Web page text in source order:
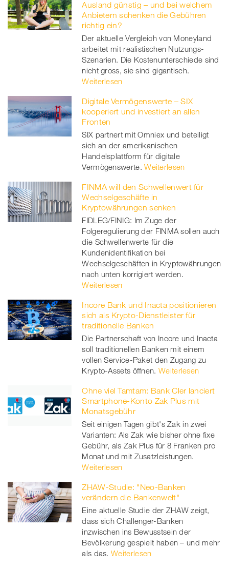
Ausland günstig – und bei welchem
Anbietern schenken die Gebühren
richtig ein?
Der aktuelle Vergleich von Moneyland
arbeitet mit realistischen Nutzungs-
Szenarien. Die Kostenunterschiede sind
nicht gross, sie sind gigantisch.
Weiterlesen
Digitale Vermögenswerte – SIX
kooperiert und investiert an allen
Fronten
SIX partnert mit Omniex und beteiligt
sich an der amerikanischen
Handelsplattform für digitale
Vermögenswerte. Weiterlesen
FINMA will den Schwellenwert für
Wechselgeschäfte in
Kryptowährungen senken
FIDLEG/FINIG: Im Zuge der
Folgeregulierung der FINMA sollen auch
die Schwellenwerte für die
Kundenidentifikation bei
Wechselgeschäften in Kryptowährungen
nach unten korrigiert werden.
Weiterlesen
Incore Bank und Inacta positionieren
sich als Krypto-Dienstleister für
traditionelle Banken
Die Partnerschaft von Incore und Inacta
soll traditionellen Banken mit einem
vollen Service-Paket den Zugang zu
Krypto-Assets öffnen. Weiterlesen
Ohne viel Tamtam: Bank Cler lanciert
Smartphone-Konto Zak Plus mit
Monatsgebühr
Seit einigen Tagen gibt's Zak in zwei
Varianten: Als Zak wie bisher ohne fixe
Gebühr, als Zak Plus für 8 Franken pro
Monat und mit Zusatzleistungen.
Weiterlesen
ZHAW-Studie: "Neo-Banken
verändern die Bankenwelt"
Eine aktuelle Studie der ZHAW zeigt,
dass sich Challenger-Banken
inzwischen ins Bewusstsein der
Bevölkerung gespielt haben – und mehr
als das. Weiterlesen